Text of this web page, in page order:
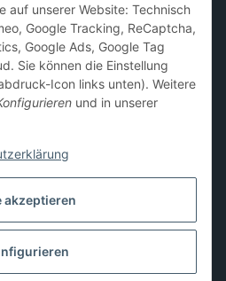
, Premium Sleeves,Toploader
Sammelalben / Binder / Pocket Pages
Aufbewahrungslösungen
widerrufen
akzeptieren
auf unserer Website: Technisch
Google Tracking, ReCaptcha,
Google Ads, Google Tag
Sie können die Einstellung
Icon links unten). Weitere
und in unserer